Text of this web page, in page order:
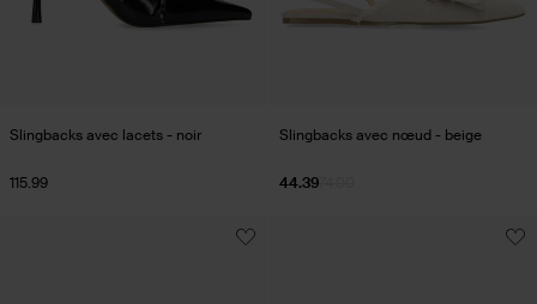
Slingbacks avec lacets - noir
115.99
Slingbacks avec nœud - beige
44.39